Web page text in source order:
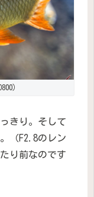
）
きり。そして
（F2.8のレン
り前なのです